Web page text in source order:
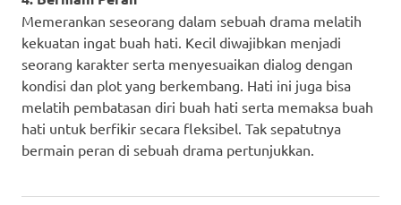
Memerankan seseorang dalam sebuah drama melatih
kekuatan ingat buah hati. Kecil diwajibkan menjadi
seorang karakter serta menyesuaikan dialog dengan
kondisi dan plot yang berkembang. Hati ini juga bisa
melatih pembatasan diri buah hati serta memaksa buah
hati untuk berfikir secara fleksibel. Tak sepatutnya
bermain peran di sebuah drama pertunjukkan.